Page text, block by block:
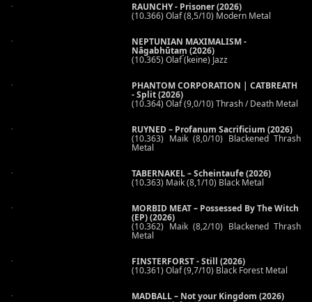
RAUNCHY - Prisoner (2026)
(10.366) Olaf (8,5/10) Modern Metal
NEPTUNIAN MAXIMALISM -
Nāgabhūtaṃ (2026)
(10.365) Olaf (keine) Jazz
PHANTOM CORPORATION | CATBREATH
- Split (2026)
(10.364) Olaf (9,0/10) Thrash / Death Metal
RUYNED – Profanum Sacrificium (2026)
(10.363) Maik (8,0/10) Blackened Thrash
Metal
TABERNAKEL – Scheintaufe (2026)
(10.363) Maik (8,1/10) Black Metal
MORBID MEAT – Possessed By The Witch
(EP) (2026)
(10.362) Maik (8,2/10) Blackened Thrash
Metal
FINSTERFORST - Still (2026)
(10.361) Olaf (9,7/10) Black Forest Metal
MADBALL – Not your Kingdom (2026)